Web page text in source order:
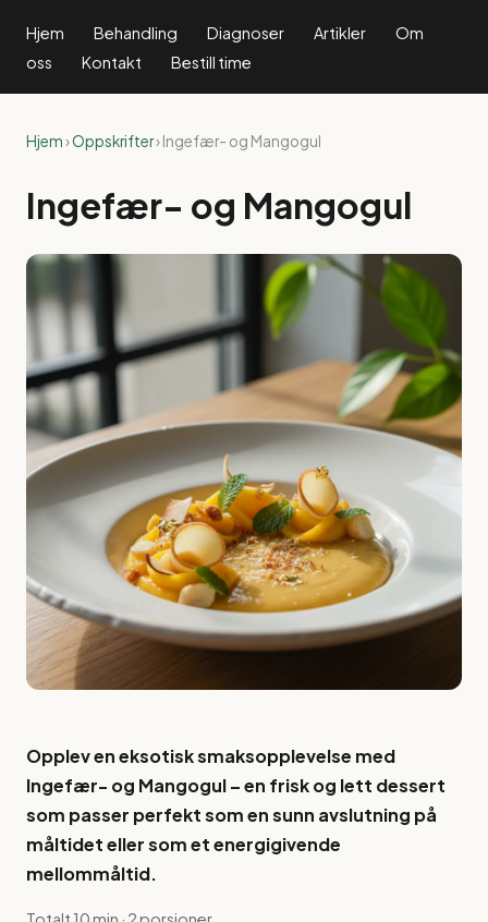
Hjem Behandling Diagnoser Artikler
Om
oss
Kontakt Bestill time
Hjem›Oppskrifter› Ingefær- og Mangogul
Ingefær- og Mangogul
Opplev en eksotisk smaksopplevelse med
Ingefær- og Mangogul – en frisk og lett dessert
som passer perfekt som en sunn avslutning på
måltidet eller som et energigivende
mellommåltid.